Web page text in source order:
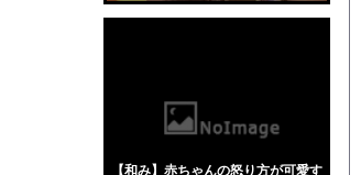
【和み】赤ちゃんの怒り方が可愛す